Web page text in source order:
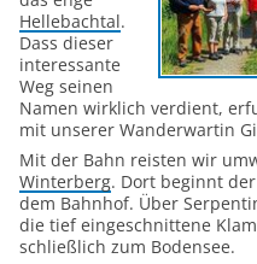
Hellebachtal.
Dass dieser
interessante
Weg seinen
Namen wirklich verdient,
mit unserer Wanderwartin
Mit der Bahn reisten wir
Winterberg. Dort beginnt
dem Bahnhof. Über
die tief eingeschnittene
schließlich zum Bodensee.